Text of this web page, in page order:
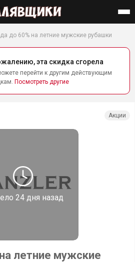
Найти
до 60% на летние мужские рубашки
эта скидка сгорела
перейти к другим действующим
Посмотреть другие
24 дня назад
Акции
летние мужские